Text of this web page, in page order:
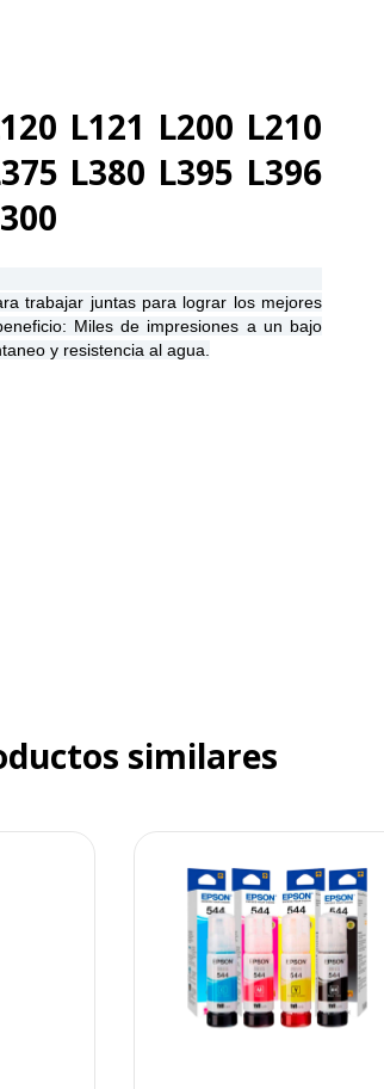
L121 L200 L210
L380 L395 L396
trabajar juntas para lograr los mejores
Miles de impresiones a un bajo
y resistencia al agua.
similares